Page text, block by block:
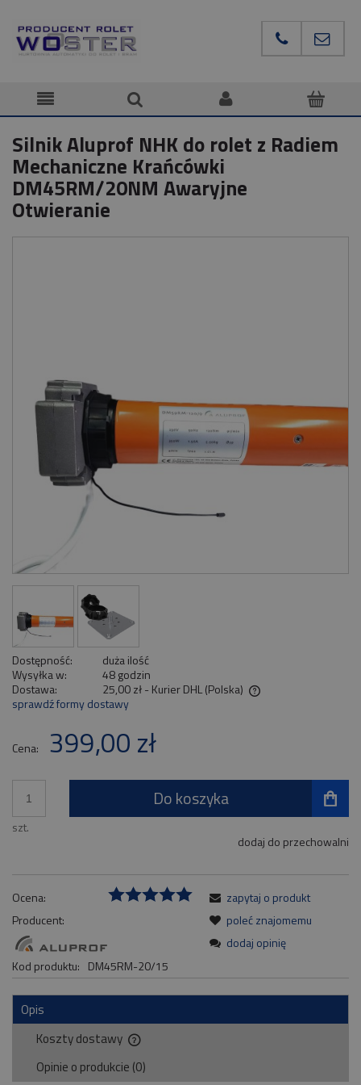
Silnik Aluprof NHK do rolet z Radiem
Mechaniczne Krańcówki
DM45RM/20NM Awaryjne
Otwieranie
Dostępność:
duża ilość
Wysyłka w:
48 godzin
Dostawa:
25,00 zł - Kurier DHL (Polska)
Cena nie zawiera ewentualnych kosztów płatności
sprawdź formy dostawy
Cena: 399,00 zł
szt.
Do koszyka
dodaj do przechowalni
Ocena:
Producent:
Kod produktu: DM45RM-20/15
zapytaj o produkt
poleć znajomemu
dodaj opinię
Opis
Koszty dostawy
Cena nie zawiera ewentualnych kosztów płatności
Opinie o produkcie (0)